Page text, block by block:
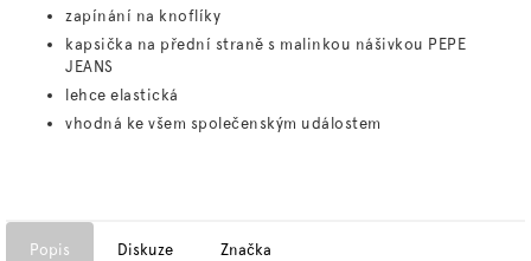
zapínání na knoflíky
kapsička na přední straně s malinkou nášivkou PEPE
JEANS
lehce elastická
vhodná ke všem společenským událostem
Popis Diskuze Značka